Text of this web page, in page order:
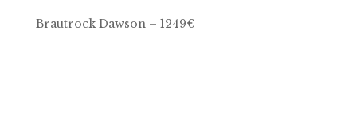
Brautrock Dawson – 1249€